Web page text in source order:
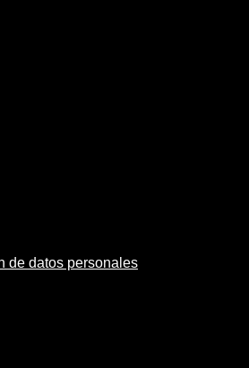
de datos personales